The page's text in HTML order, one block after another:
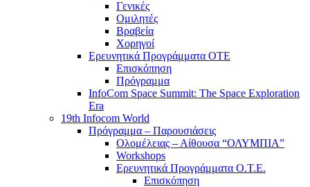
Γενικές
Ομιλητές
Βραβεία
Χορηγοί
Ερευνητικά Προγράμματα ΟΤΕ
Επισκόπηση
Πρόγραμμα
InfoCom Space Summit: The Space Exploration
Era
19th Infocom World
Πρόγραμμα – Παρουσιάσεις
Ολομέλειας – Αίθουσα “ΟΛΥΜΠΙΑ”
Workshops
Ερευνητικά Προγράμματα Ο.Τ.Ε.
Επισκόπηση